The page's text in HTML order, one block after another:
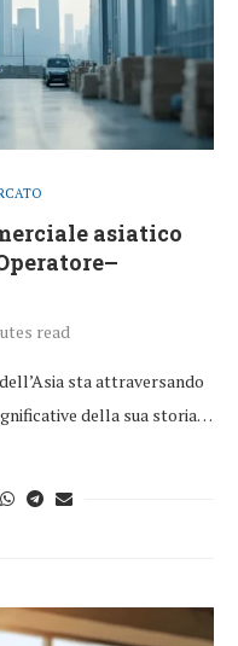
asiatico
read
sta attraversando
della sua storia…